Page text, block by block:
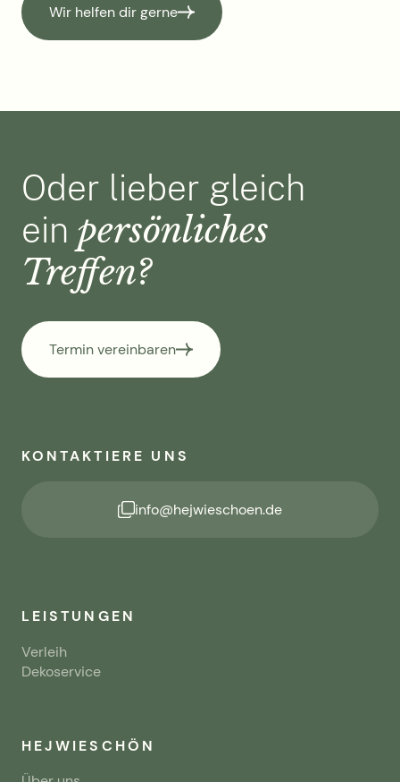
Wir helfen dir gerne
Oder lieber gleich
ein persönliches
Treffen?
Termin vereinbaren
LEISTUNGEN
Verleih
Dekoservice
HEJWIESCHÖN
KONTAKTIERE UNS
info@hejwieschoen.de